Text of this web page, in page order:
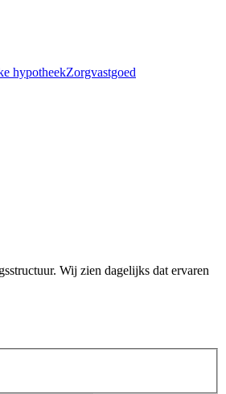
hypotheekZorgvastgoed
Wij zien dagelijks dat ervaren